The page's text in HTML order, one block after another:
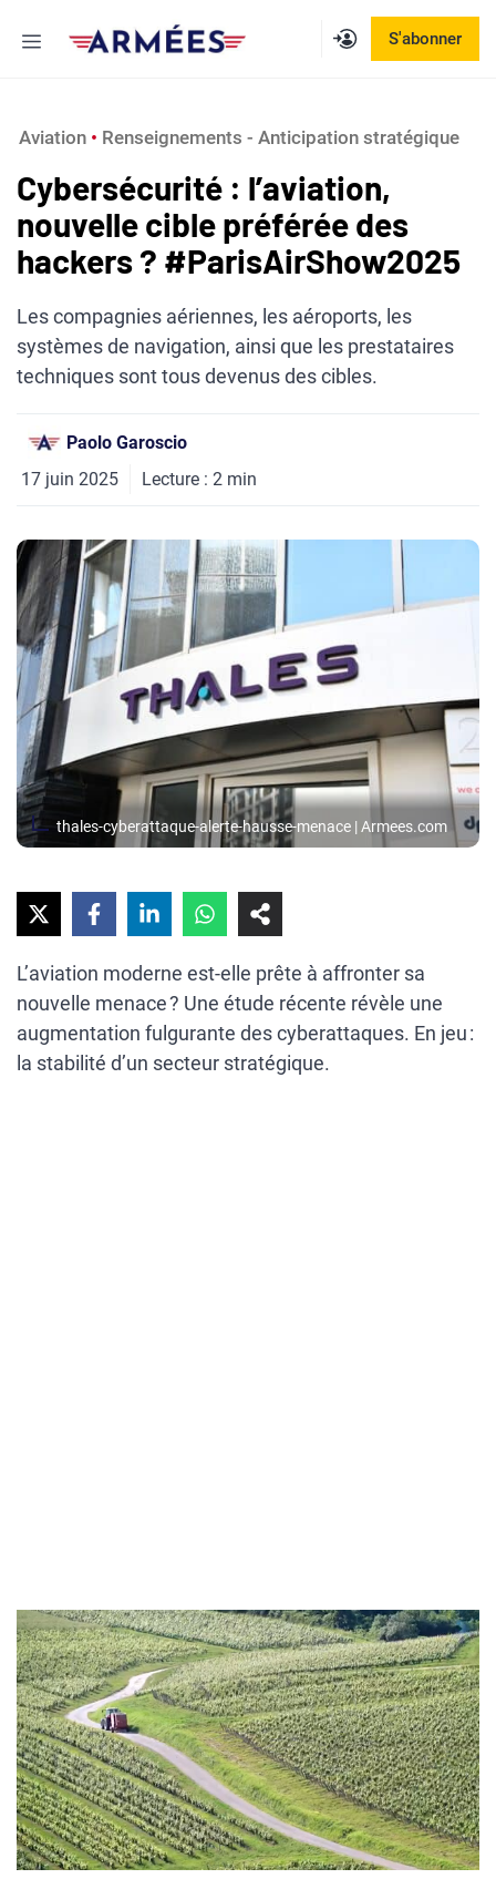
S'abonner
Menu
Aviation • Renseignements - Anticipation stratégique
Cybersécurité : l’aviation,
nouvelle cible préférée des
hackers ? #ParisAirShow2025
Les compagnies aériennes, les aéroports, les
systèmes de navigation, ainsi que les prestataires
techniques sont tous devenus des cibles.
Paolo Garoscio
17 juin 2025
Lecture : 2 min
thales-cyberattaque-alerte-hausse-menace | Armees.com
L’aviation moderne est-elle prête à affronter sa
nouvelle menace ? Une étude récente révèle une
augmentation fulgurante des cyberattaques. En jeu :
la stabilité d’un secteur stratégique.